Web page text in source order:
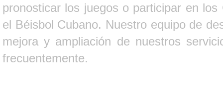
pronosticar los juegos o participar en
el Béisbol Cubano. Nuestro equipo de
mejora y ampliación de nuestros
frecuentemente.